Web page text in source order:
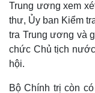
Trung ương xem
thư, Ủy ban Kiểm
tra Trung ương và
chức Chủ tịch
hội.
Bộ Chính trị còn